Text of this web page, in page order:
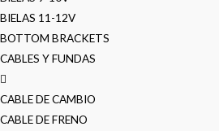
BIELAS 11-12V
BOTTOM BRACKETS
CABLES Y FUNDAS
CABLE DE CAMBIO
CABLE DE FRENO